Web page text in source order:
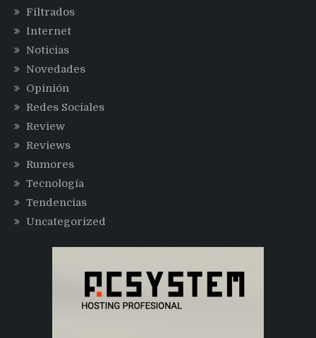
Filtrados
Internet
Noticias
Novedades
Opinión
Redes Sociales
Review
Reviews
Rumores
Tecnología
Tendencias
Uncategorized